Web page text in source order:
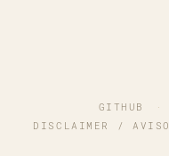
GITHUB ·
DISCLAIMER / AVISO